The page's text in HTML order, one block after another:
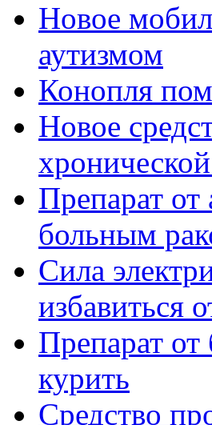
Новое
аутизмом
Конопля
Новое
Препарат
больным
Сила
избавиться
Препарат
курить
Средство